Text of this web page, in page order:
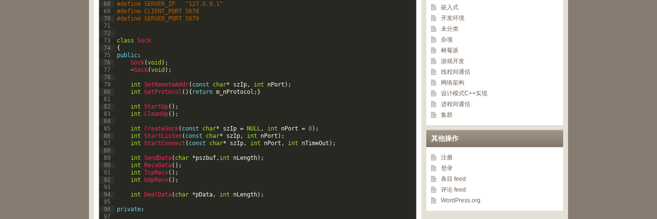
68
69
70
71
72
73
74
75
76
77
78
79
80
81
82
83
84
85
86
87
88
89
90
91
92
93
94
95
96
97
#define SERVER_IP	"127.0.0.1"
#define CLIENT_PORT 5678
#define SERVER_PORT 5679
class Sock
{
public:
Sock(void ) ;
~Sock(void ) ;
int SetRemoteAddr( const char* szIp, int nPort ) ;
int GetProtocol ( ) { return m_nProtocol ; }
int StartUp( ) ;
int CleanUp( ) ;
int CreateSock( const char* szIp = NULL, int nPort = 0) ;
int StartListen( const char* szIp, int nPort ) ;
int StartConnect ( const char* szIp, int nPort , int nTimeOut ) ;
int SendData( char *pszbuf, int nLength) ;
int
RecvData( ) ;
int TcpRecv( ) ;
int UdpRecv( ) ;
int DealData( char *pData, int nLength) ;
private:
嵌入式
开发环境
未分类
杂项
树莓派
游戏开发
线程间通信
网络架构
设计模式C++实现
进程间通信
集群
其他操作
注册
登录
条目 feed
评论 feed
WordPress.org